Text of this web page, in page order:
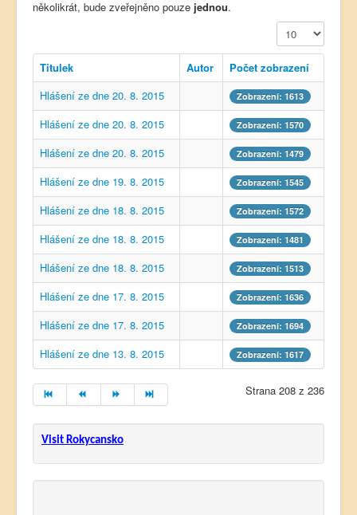
několikrát, bude zveřejněno pouze jednou.
Počet zobrazení
Titulek Autor
Počet zobrazení
Hlášení ze dne 20. 8. 2015
Zobrazení: 1613
Hlášení ze dne 20. 8. 2015 Zobrazení: 1570
Hlášení ze dne 20. 8. 2015 Zobrazení: 1479
Hlášení ze dne 19. 8. 2015 Zobrazení: 1545
Hlášení ze dne 18. 8. 2015 Zobrazení: 1572
Hlášení ze dne 18. 8. 2015 Zobrazení: 1481
Hlášení ze dne 18. 8. 2015 Zobrazení: 1513
Hlášení ze dne 17. 8. 2015 Zobrazení: 1636
Hlášení ze dne 17. 8. 2015 Zobrazení: 1694
Hlášení ze dne 13. 8. 2015 Zobrazení: 1617
Strana 208 z 236
Visit Rokycansko